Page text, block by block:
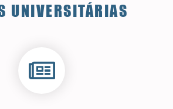
UNIVERSITÁRIAS